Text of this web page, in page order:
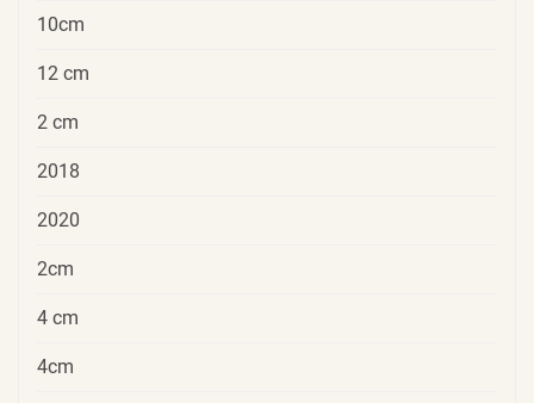
10cm
12 cm
2 cm
2018
2020
2cm
4 cm
4cm